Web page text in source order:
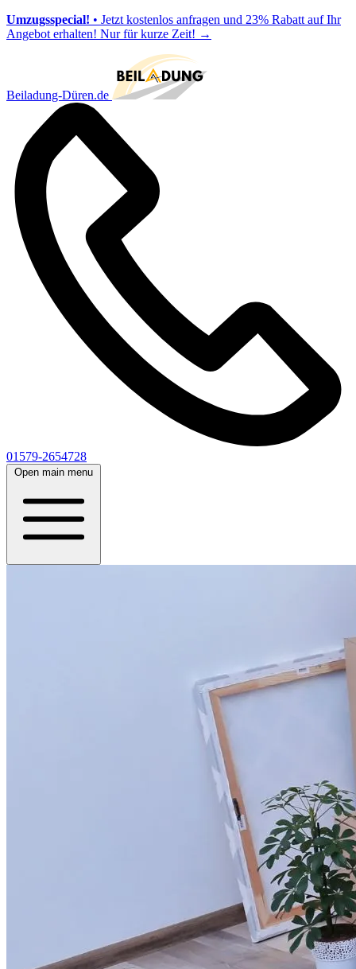
Umzugsspecial! • Jetzt kostenlos anfragen und 23% Rabatt auf Ihr
Angebot erhalten! Nur für kurze Zeit! →
Beiladung-Düren.de
01579-2654728
Open main menu